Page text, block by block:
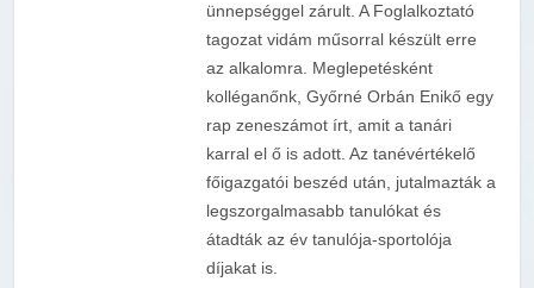
ünnepséggel zárult. A Foglalkoztató
tagozat vidám műsorral készült erre
az alkalomra. Meglepetésként
kolléganőnk, Győrné Orbán Enikő egy
rap zeneszámot írt, amit a tanári
karral el ő is adott. Az tanévértékelő
főigazgatói beszéd után, jutalmazták a
legszorgalmasabb tanulókat és
átadták az év tanulója-sportolója
díjakat is.